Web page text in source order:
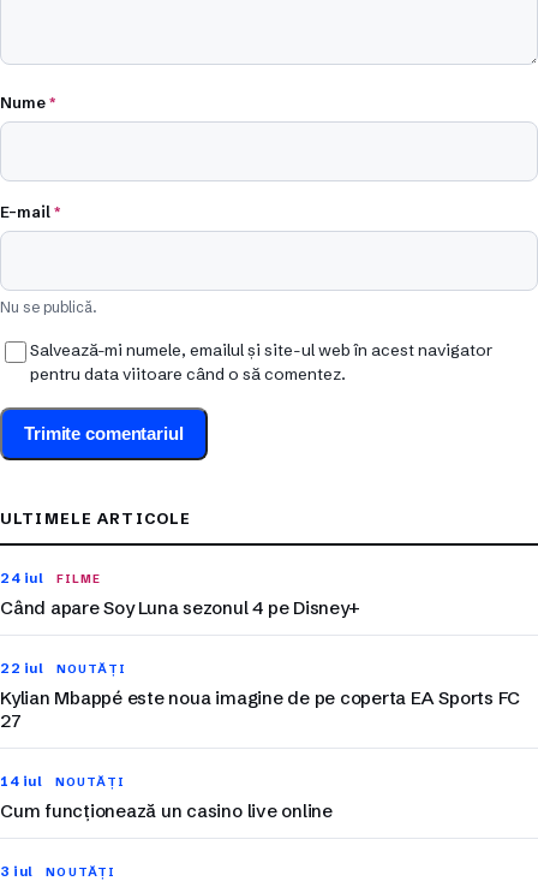
Nume*
E-mail*
Nu se publică.
Salvează-mi numele, emailul și site-ul web în acest navigator
pentru data viitoare când o să comentez.
ULTIMELE ARTICOLE
24 iul FILME
Când apare Soy Luna sezonul 4 pe Disney+
22 iul NOUTĂȚI
Kylian Mbappé este noua imagine de pe coperta EA Sports FC
27
14 iul NOUTĂȚI
Cum funcționează un casino live online
3 iul NOUTĂȚI